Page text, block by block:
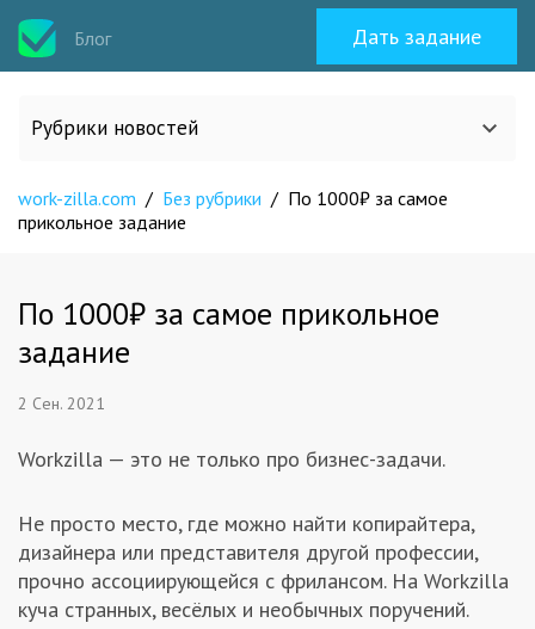
Блог Дать задание
Рубрики новостей
Все статьи
Кейсы
Заказчикам
work-zilla.com / Без рубрики / По 1000₽ за самое
прикольное задание
По 1000₽ за самое прикольное
задание
2 Сен. 2021
Workzilla — это не только про бизнес-задачи.
Не просто место, где можно найти копирайтера,
дизайнера или представителя другой профессии,
прочно ассоциирующейся с фрилансом. На Workzilla
куча странных, весёлых и необычных поручений.